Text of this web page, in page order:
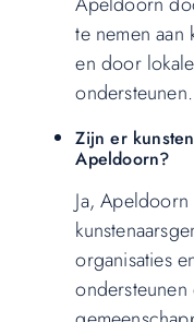
te nemen aan
en door
ondersteunen.
Zijn er
Apeldoorn?
Ja,
organisaties
ondersteunen